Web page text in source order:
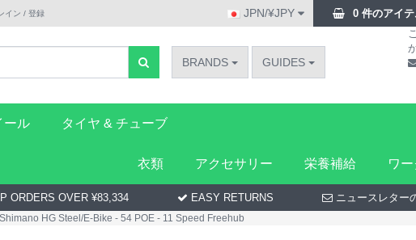
イン / 登録 0 件のアイ
JPN/¥JPY
BRANDS GUIDES
ール タイヤ & チューブ
衣類 アクセサリー 栄養補給 ワ
ORDERS OVER ¥83,334 EASY RETURNS ニュースレター
HG Steel/E-Bike - 54 POE - 11 Speed Freehub